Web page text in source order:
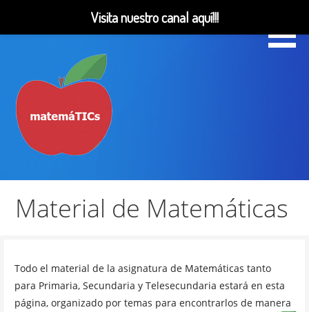
contenido
MatemáTICs
Material de Matemáticas
Todo el material de la asignatura de Matemáticas tanto
para Primaria, Secundaria y Telesecundaria estará en esta
página, organizado por temas para encontrarlos de manera
Visita nuestro canal aquí!!!